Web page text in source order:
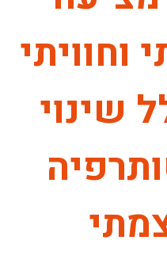
וחוויתי
שינוי